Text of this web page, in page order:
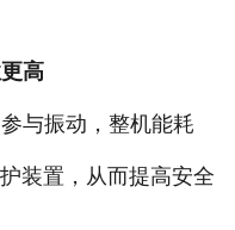
高
与振动，整机能耗
装置，从而提高安全